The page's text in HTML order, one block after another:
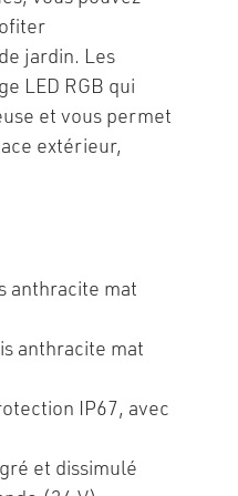
jardin. Les
LED RGB qui
et vous permet
extérieur,
anthracite mat
anthracite mat
IP67, avec
et dissimulé